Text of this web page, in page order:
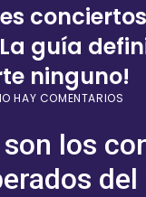
guía
ninguno!
HAY COMENTARIOS
son los
del